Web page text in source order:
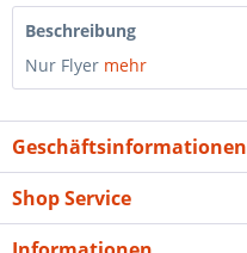
Beschreibung
Nur Flyer mehr
Geschäftsinformationen
Shop Service